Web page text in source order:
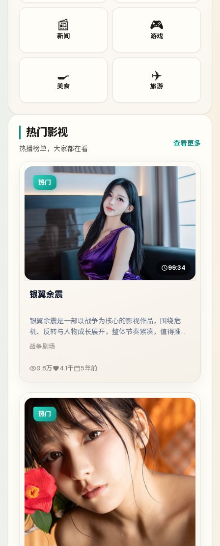
📰
新闻
🎮
游戏
🍳
美食
✈️
旅游
热门影视
热播榜单，大家都在看
查看更多
热门
99:34
银翼余震
银翼余震是一部以战争为核心的影视作品，围绕危
机、反转与人物成长展开，整体节奏紧凑，值得推荐
观看。
战争剧场
9.8万 4.1千 5年前
热门